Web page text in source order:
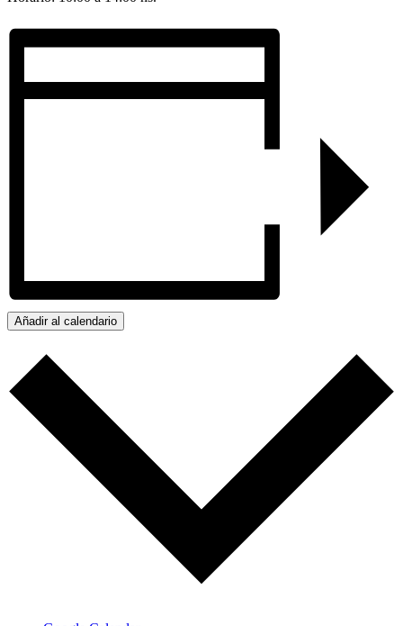
Añadir al calendario